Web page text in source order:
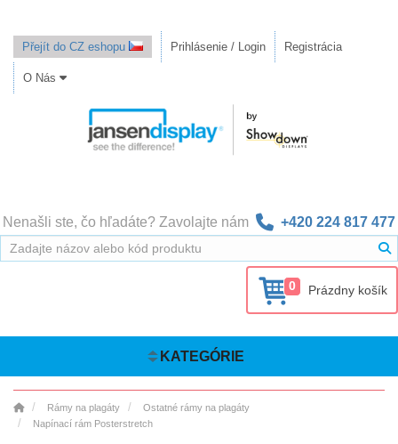
Přejít do CZ eshopu Prihlásenie / Login Registrácia
O Nás
Nenašli ste, čo hľadáte? Zavolajte nám +420 224 817 477
0 Prázdny košík
KATEGÓRIE
Rámy na plagáty
Ostatné rámy na plagáty
Napínací rám Posterstretch